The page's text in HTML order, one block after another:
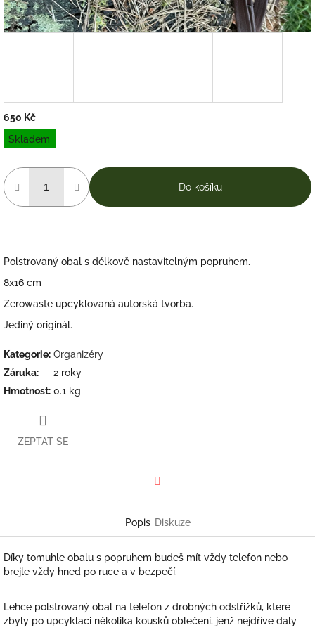
650 Kč
Měrná
cena:
Skladem
Do košíku
Polstrovaný obal s délkově nastavitelným popruhem.
8x16 cm
Zerowaste upcyklovaná autorská tvorba.
Jediný originál.
Kategorie: Organizéry
Záruka:
2 roky
Hmotnost: 0.1 kg
ZEPTAT SE
Popis Diskuze
Díky tomuhle obalu s popruhem budeš mít vždy telefon nebo
brejle vždy hned po ruce a v bezpečí.
Lehce polstrovaný obal na telefon z drobných odstřižků, které
zbyly po upcyklaci několika kousků oblečení, jenž nejdříve daly